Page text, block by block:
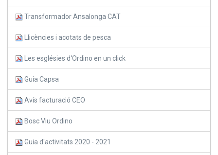
Transformador Ansalonga CAT
Llicències i acotats de pesca
Les esglésies d'Ordino en un click
Guia Capsa
Avís facturació CEO
Bosc Viu Ordino
Guia d'activitats 2020 - 2021